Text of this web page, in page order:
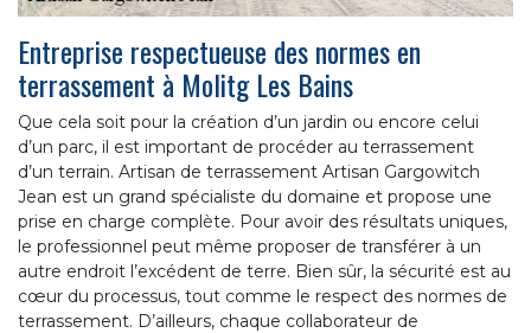
Entreprise respectueuse des normes en
terrassement à Molitg Les Bains
Que cela soit pour la création d’un jardin ou encore celui
d’un parc, il est important de procéder au terrassement
d’un terrain. Artisan de terrassement Artisan Gargowitch
Jean est un grand spécialiste du domaine et propose une
prise en charge complète. Pour avoir des résultats uniques,
le professionnel peut même proposer de transférer à un
autre endroit l’excédent de terre. Bien sûr, la sécurité est au
cœur du processus, tout comme le respect des normes de
terrassement. D’ailleurs, chaque collaborateur de